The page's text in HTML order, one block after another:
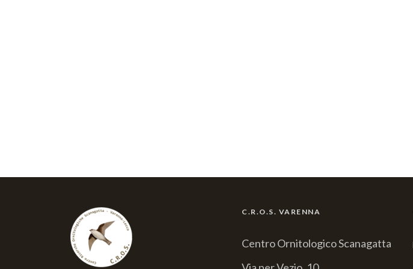
C.R.O.S. VARENNA
Centro Ornitologico Scanagatta